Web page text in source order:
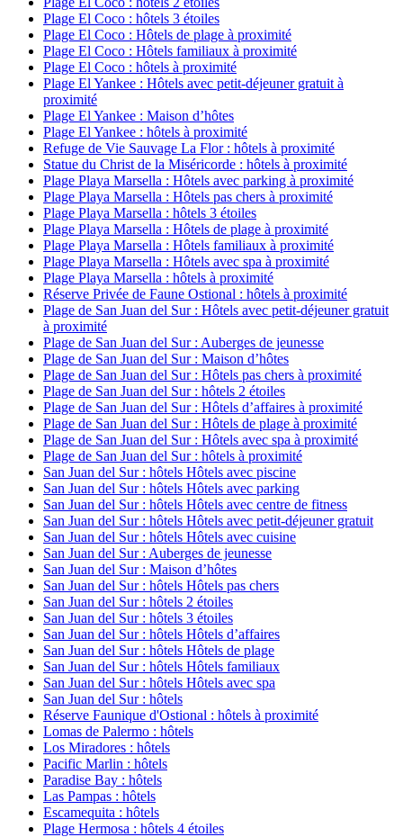
Plage El Coco : hôtels 3 étoiles
Plage El Coco : Hôtels de plage à proximité
Plage El Coco : Hôtels familiaux à proximité
Plage El Coco : hôtels à proximité
Plage El Yankee : Hôtels avec petit-déjeuner gratuit à
proximité
Plage El Yankee : Maison d’hôtes
Plage El Yankee : hôtels à proximité
Refuge de Vie Sauvage La Flor : hôtels à proximité
Statue du Christ de la Miséricorde : hôtels à proximité
Plage Playa Marsella : Hôtels avec parking à proximité
Plage Playa Marsella : Hôtels pas chers à proximité
Plage Playa Marsella : hôtels 3 étoiles
Plage Playa Marsella : Hôtels de plage à proximité
Plage Playa Marsella : Hôtels familiaux à proximité
Plage Playa Marsella : Hôtels avec spa à proximité
Plage Playa Marsella : hôtels à proximité
Réserve Privée de Faune Ostional : hôtels à proximité
Plage de San Juan del Sur : Hôtels avec petit-déjeuner gratuit
à proximité
Plage de San Juan del Sur : Auberges de jeunesse
Plage de San Juan del Sur : Maison d’hôtes
Plage de San Juan del Sur : Hôtels pas chers à proximité
Plage de San Juan del Sur : hôtels 2 étoiles
Plage de San Juan del Sur : Hôtels d’affaires à proximité
Plage de San Juan del Sur : Hôtels de plage à proximité
Plage de San Juan del Sur : Hôtels avec spa à proximité
Plage de San Juan del Sur : hôtels à proximité
San Juan del Sur : hôtels Hôtels avec piscine
San Juan del Sur : hôtels Hôtels avec parking
San Juan del Sur : hôtels Hôtels avec centre de fitness
San Juan del Sur : hôtels Hôtels avec petit-déjeuner gratuit
San Juan del Sur : hôtels Hôtels avec cuisine
San Juan del Sur : Auberges de jeunesse
San Juan del Sur : Maison d’hôtes
San Juan del Sur : hôtels Hôtels pas chers
San Juan del Sur : hôtels 2 étoiles
San Juan del Sur : hôtels 3 étoiles
San Juan del Sur : hôtels Hôtels d’affaires
San Juan del Sur : hôtels Hôtels de plage
San Juan del Sur : hôtels Hôtels familiaux
San Juan del Sur : hôtels Hôtels avec spa
San Juan del Sur : hôtels
Réserve Faunique d'Ostional : hôtels à proximité
Lomas de Palermo : hôtels
Los Miradores : hôtels
Pacific Marlin : hôtels
Paradise Bay : hôtels
Las Pampas : hôtels
Escamequita : hôtels
Plage Hermosa : hôtels 4 étoiles